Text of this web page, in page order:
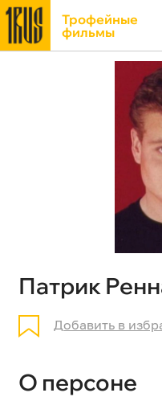
Трофейные
фильмы
Патрик
Добавить в
О персоне